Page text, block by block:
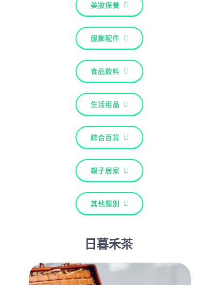
美妝保養
服飾配件
食品飲料
生活用品
綜合百貨
親子居家
其他類別
日暮禾茶